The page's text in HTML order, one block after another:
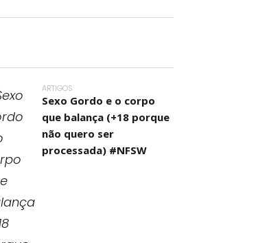
ARTIGOS
Sexo Gordo e o corpo
que balança (+18 porque
não quero ser
processada) #NFSW